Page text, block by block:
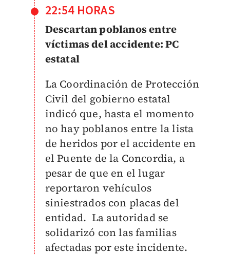
22:54 HORAS
Descartan poblanos entre
víctimas del accidente: PC
estatal
La Coordinación de Protección
Civil del gobierno estatal
indicó que, hasta el momento
no hay poblanos entre la lista
de heridos por el accidente en
el Puente de la Concordia, a
pesar de que en el lugar
reportaron vehículos
siniestrados con placas del
entidad. La autoridad se
solidarizó con las familias
afectadas por este incidente.